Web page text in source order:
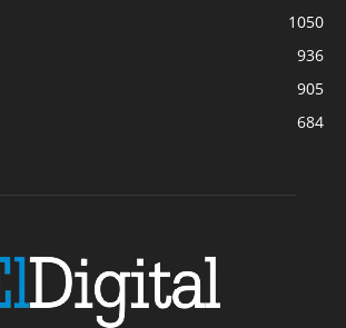
1050
936
905
684